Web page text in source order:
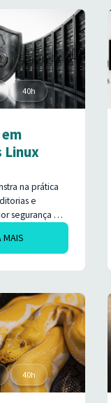
Google
Microsoft
como
na
40h
Linux
na prática
e
segurança em
MAIS
40h